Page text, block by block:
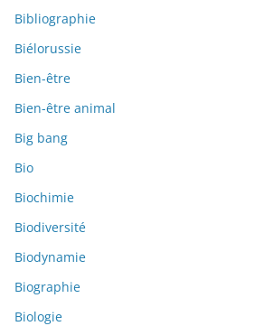
Bibliographie
Biélorussie
Bien-être
Bien-être animal
Big bang
Bio
Biochimie
Biodiversité
Biodynamie
Biographie
Biologie